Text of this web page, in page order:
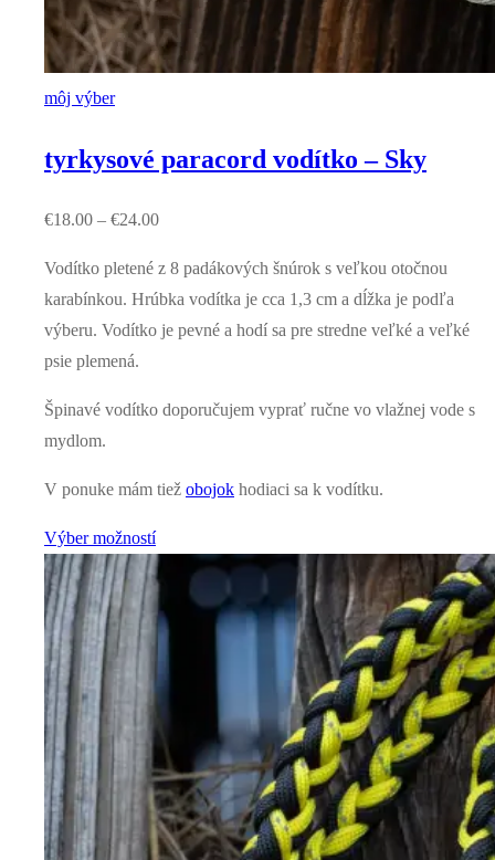
môj výber
tyrkysové paracord vodítko – Sky
€18.00 – €24.00
Vodítko pletené z 8 padákových šnúrok s veľkou otočnou
karabínkou. Hrúbka vodítka je cca 1,3 cm a dĺžka je podľa
výberu. Vodítko je pevné a hodí sa pre stredne veľké a veľké
psie plemená.
Špinavé vodítko doporučujem vyprať ručne vo vlažnej vode s
mydlom.
V ponuke mám tiež obojok hodiaci sa k vodítku.
Výber možností